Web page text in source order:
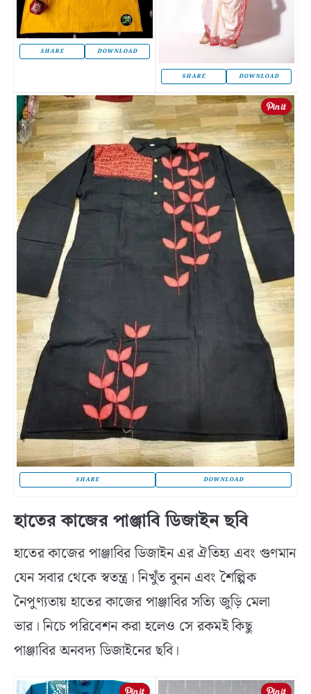
SHARE DOWNLOAD
SHARE DOWNLOAD
SHARE DOWNLOAD
হাতের কাজের পাঞ্জাবি ডিজাইন ছবি
হাতের কাজের পাঞ্জাবির ডিজাইন এর ঐতিহ্য এবং গুণমান
যেন সবার থেকে স্বতন্ত্র। নিখুঁত বুনন এবং শৈল্পিক
নৈপুণ্যতায় হাতের কাজের পাঞ্জাবির সত্যি জুড়ি মেলা
ভার। নিচে পরিবেশন করা হলেও সে রকমই কিছু
পাঞ্জাবির অনবদ্য ডিজাইনের ছবি।